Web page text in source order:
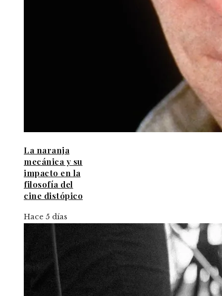
La naranja
mecánica y su
impacto en la
filosofía del
cine distópico
Hace 5 días